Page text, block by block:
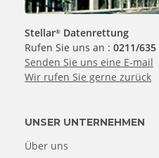
Stellar® Datenrettung
Rufen Sie uns an :0211/635
Senden Sie uns eine E-mail
Wir rufen Sie gerne zurück
UNSER UNTERNEHMEN
Über uns